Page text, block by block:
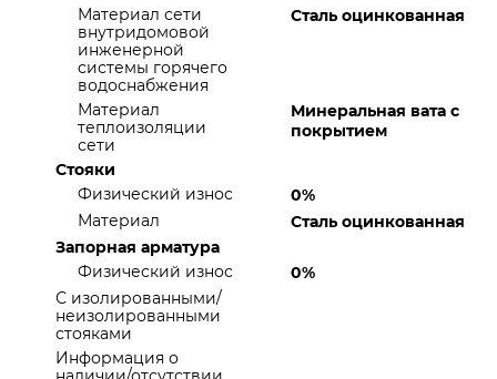
Материал сети
внутридомовой
инженерной
системы горячего
водоснабжения
Сталь оцинкованная
Материал
теплоизоляции
сети
Минеральная вата с
покрытием
Стояки
Физический износ
0%
Материал
Сталь оцинкованная
Запорная арматура
Физический износ
0%
С изолированными/
неизолированными
стояками
Информация о